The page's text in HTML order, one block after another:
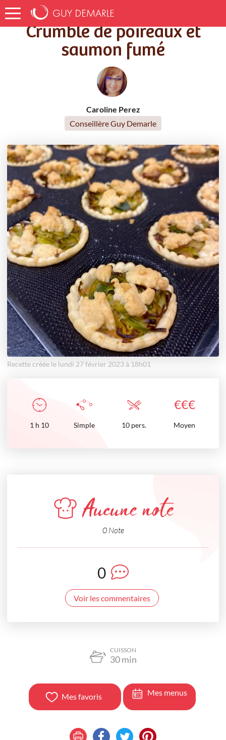
Accueil Recettes Crumble de poireaux et saumon fumé
Crumble de poireaux et
saumon fumé
Caroline Perez
Conseillère Guy Demarle
Recette créée le lundi 27 février 2023 à 18h01
€€€
1 h 10 Simple 10 pers. Moyen
Aucune note
0 Note
0
Voir les commentaires
CUISSON
30min
Mes favoris Mes menus